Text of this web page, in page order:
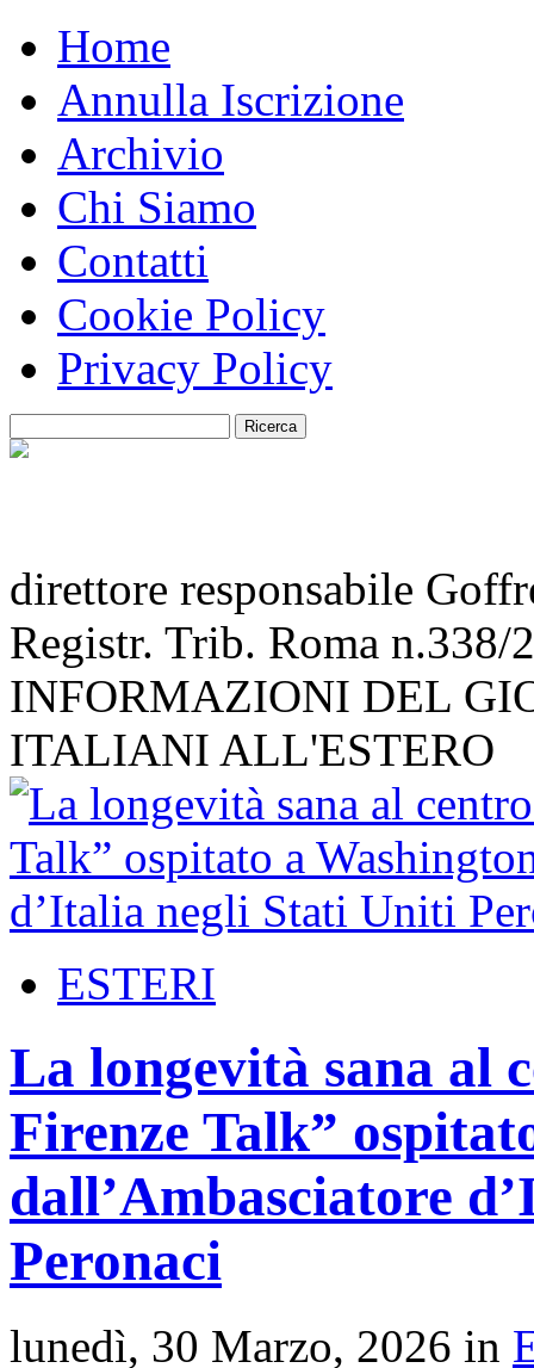
Home
Annulla Iscrizione
Archivio
Chi Siamo
Contatti
Cookie Policy
Privacy Policy
direttore responsabile
Registr. Trib. Roma n.338/
INFORMAZIONI DEL
ITALIANI ALL'ESTERO
ESTERI
La longevità sana al
Firenze Talk”
dall’Ambasciatore
Peronaci
lunedì, 30 Marzo, 2026 in